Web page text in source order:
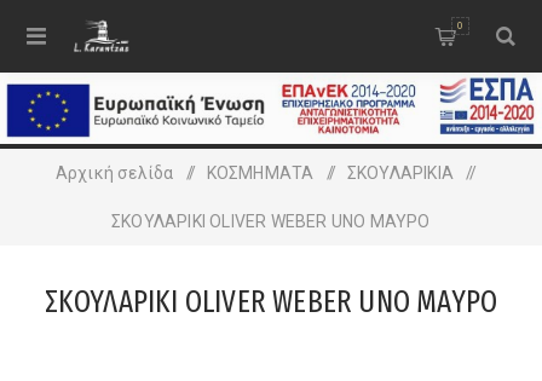
0
Αρχική σελίδα / ΚΟΣΜΗΜΑΤΑ / ΣΚΟΥΛΑΡΙΚΙΑ /
ΣΚΟΥΛΑΡΙΚΙ OLIVER WEBER UNO ΜΑΥΡΟ
ΣΚΟΥΛΑΡΙΚΙ OLIVER WEBER UNO ΜΑΥΡΟ